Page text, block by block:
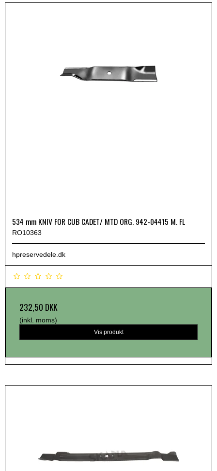
534 mm KNIV FOR CUB CADET/ MTD ORG. 942-04415 M. FL
RO10363
hpreservedele.dk
232,50 DKK
(inkl. moms)
Vis produkt